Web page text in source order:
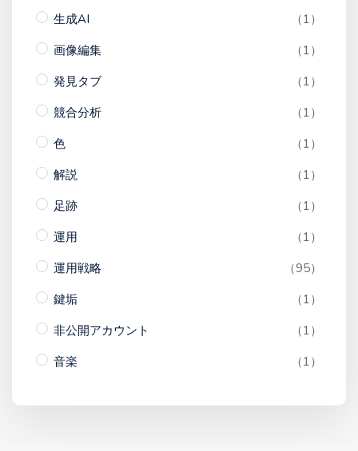
生成AI
（1）
画像編集
（1）
発見タブ
（1）
競合分析
（1）
色
（1）
解説
（1）
足跡
（1）
運用
（1）
運用戦略
（95）
鍵垢
（1）
非公開アカウント
（1）
音楽
（1）